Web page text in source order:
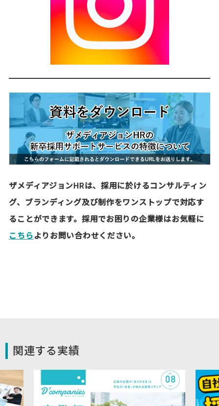
ザメディアジョンHRは、採用に於けるコンサルティン
グ、ブランディング及び制作をワンストップで対応す
ることができます。採用でお困りの企業様はお気軽に
こちら よりお問い合わせください。
関連する実績